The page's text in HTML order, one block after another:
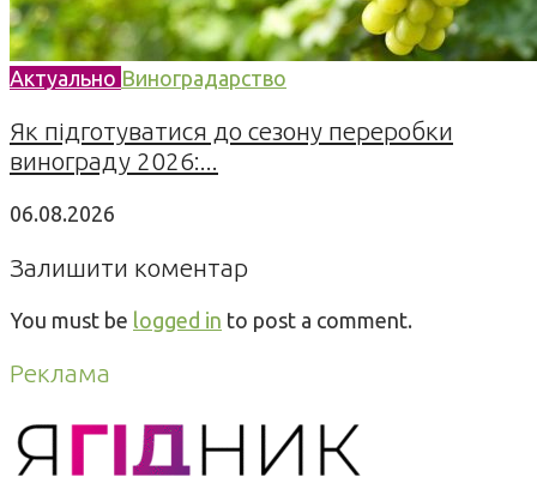
Актуально Виноградарство
Як підготуватися до сезону переробки
винограду 2026:...
06.08.2026
Залишити коментар
You must be logged in to post a comment.
Реклама